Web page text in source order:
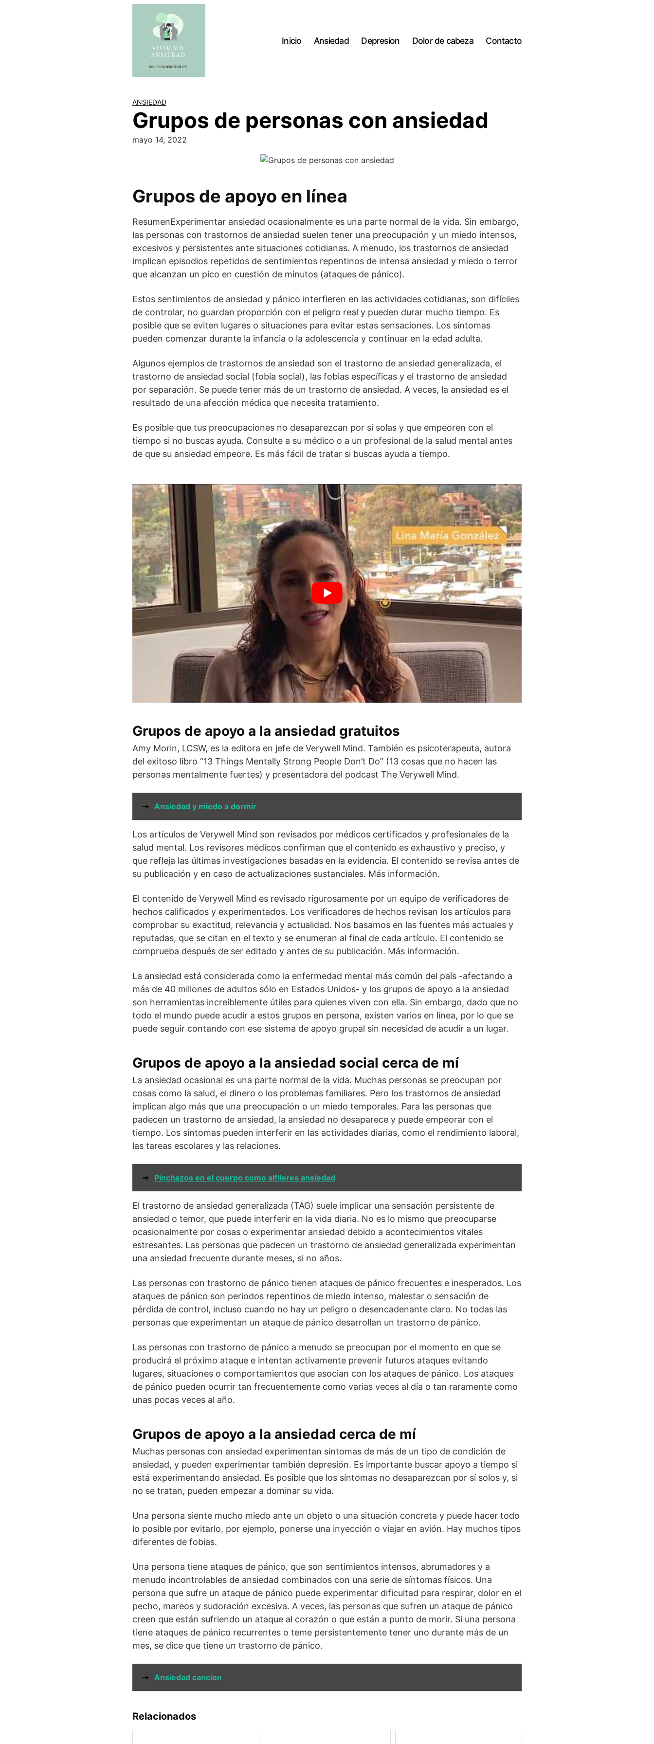
Inicio Ansiedad Depresion Dolor de cabeza Contacto
ANSIEDAD
Grupos de personas con ansiedad
mayo 14, 2022
Grupos de apoyo en línea
ResumenExperimentar ansiedad ocasionalmente es una parte normal de la vida. Sin embargo,
las personas con trastornos de ansiedad suelen tener una preocupación y un miedo intensos,
excesivos y persistentes ante situaciones cotidianas. A menudo, los trastornos de ansiedad
implican episodios repetidos de sentimientos repentinos de intensa ansiedad y miedo o terror
que alcanzan un pico en cuestión de minutos (ataques de pánico).
Estos sentimientos de ansiedad y pánico interfieren en las actividades cotidianas, son difíciles
de controlar, no guardan proporción con el peligro real y pueden durar mucho tiempo. Es
posible que se eviten lugares o situaciones para evitar estas sensaciones. Los síntomas
pueden comenzar durante la infancia o la adolescencia y continuar en la edad adulta.
Algunos ejemplos de trastornos de ansiedad son el trastorno de ansiedad generalizada, el
trastorno de ansiedad social (fobia social), las fobias específicas y el trastorno de ansiedad
por separación. Se puede tener más de un trastorno de ansiedad. A veces, la ansiedad es el
resultado de una afección médica que necesita tratamiento.
Es posible que tus preocupaciones no desaparezcan por sí solas y que empeoren con el
tiempo si no buscas ayuda. Consulte a su médico o a un profesional de la salud mental antes
de que su ansiedad empeore. Es más fácil de tratar si buscas ayuda a tiempo.
Grupos de apoyo a la ansiedad gratuitos
Amy Morin, LCSW, es la editora en jefe de Verywell Mind. También es psicoterapeuta, autora
del exitoso libro “13 Things Mentally Strong People Don’t Do” (13 cosas que no hacen las
personas mentalmente fuertes) y presentadora del podcast The Verywell Mind.
➞ Ansiedad y miedo a dormir
Los artículos de Verywell Mind son revisados por médicos certificados y profesionales de la
salud mental. Los revisores médicos confirman que el contenido es exhaustivo y preciso, y
que refleja las últimas investigaciones basadas en la evidencia. El contenido se revisa antes de
su publicación y en caso de actualizaciones sustanciales. Más información.
El contenido de Verywell Mind es revisado rigurosamente por un equipo de verificadores de
hechos calificados y experimentados. Los verificadores de hechos revisan los artículos para
comprobar su exactitud, relevancia y actualidad. Nos basamos en las fuentes más actuales y
reputadas, que se citan en el texto y se enumeran al final de cada artículo. El contenido se
comprueba después de ser editado y antes de su publicación. Más información.
La ansiedad está considerada como la enfermedad mental más común del país -afectando a
más de 40 millones de adultos sólo en Estados Unidos- y los grupos de apoyo a la ansiedad
son herramientas increíblemente útiles para quienes viven con ella. Sin embargo, dado que no
todo el mundo puede acudir a estos grupos en persona, existen varios en línea, por lo que se
puede seguir contando con ese sistema de apoyo grupal sin necesidad de acudir a un lugar.
Grupos de apoyo a la ansiedad social cerca de mí
La ansiedad ocasional es una parte normal de la vida. Muchas personas se preocupan por
cosas como la salud, el dinero o los problemas familiares. Pero los trastornos de ansiedad
implican algo más que una preocupación o un miedo temporales. Para las personas que
padecen un trastorno de ansiedad, la ansiedad no desaparece y puede empeorar con el
tiempo. Los síntomas pueden interferir en las actividades diarias, como el rendimiento laboral,
las tareas escolares y las relaciones.
➞ Pinchazos en el cuerpo como alfileres ansiedad
El trastorno de ansiedad generalizada (TAG) suele implicar una sensación persistente de
ansiedad o temor, que puede interferir en la vida diaria. No es lo mismo que preocuparse
ocasionalmente por cosas o experimentar ansiedad debido a acontecimientos vitales
estresantes. Las personas que padecen un trastorno de ansiedad generalizada experimentan
una ansiedad frecuente durante meses, si no años.
Las personas con trastorno de pánico tienen ataques de pánico frecuentes e inesperados. Los
ataques de pánico son periodos repentinos de miedo intenso, malestar o sensación de
pérdida de control, incluso cuando no hay un peligro o desencadenante claro. No todas las
personas que experimentan un ataque de pánico desarrollan un trastorno de pánico.
Las personas con trastorno de pánico a menudo se preocupan por el momento en que se
producirá el próximo ataque e intentan activamente prevenir futuros ataques evitando
lugares, situaciones o comportamientos que asocian con los ataques de pánico. Los ataques
de pánico pueden ocurrir tan frecuentemente como varias veces al día o tan raramente como
unas pocas veces al año.
Grupos de apoyo a la ansiedad cerca de mí
Muchas personas con ansiedad experimentan síntomas de más de un tipo de condición de
ansiedad, y pueden experimentar también depresión. Es importante buscar apoyo a tiempo si
está experimentando ansiedad. Es posible que los síntomas no desaparezcan por sí solos y, si
no se tratan, pueden empezar a dominar su vida.
Una persona siente mucho miedo ante un objeto o una situación concreta y puede hacer todo
lo posible por evitarlo, por ejemplo, ponerse una inyección o viajar en avión. Hay muchos tipos
diferentes de fobias.
Una persona tiene ataques de pánico, que son sentimientos intensos, abrumadores y a
menudo incontrolables de ansiedad combinados con una serie de síntomas físicos. Una
persona que sufre un ataque de pánico puede experimentar dificultad para respirar, dolor en el
pecho, mareos y sudoración excesiva. A veces, las personas que sufren un ataque de pánico
creen que están sufriendo un ataque al corazón o que están a punto de morir. Si una persona
tiene ataques de pánico recurrentes o teme persistentemente tener uno durante más de un
mes, se dice que tiene un trastorno de pánico.
➞ Ansiedad cancion
Relacionados